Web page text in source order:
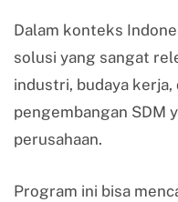
Dalam konteks
solusi yang sangat
industri, budaya
pengembangan SDM
perusahaan.
Program ini bisa